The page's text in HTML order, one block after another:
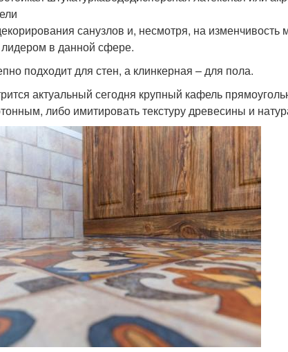
санузлов и, несмотря, на изменчивость
в данной сфере.
подходит для стен, а клинкерная – для пола.
актуальный сегодня крупный кафель
либо имитировать текстуру древесины и